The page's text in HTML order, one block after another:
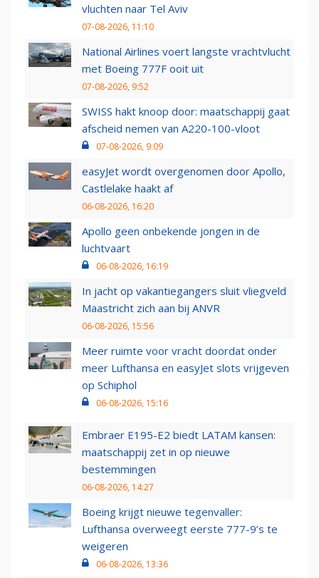
vluchten naar Tel Aviv
07-08-2026, 11:10
National Airlines voert langste vrachtvlucht
met Boeing 777F ooit uit
07-08-2026, 9:52
SWISS hakt knoop door: maatschappij gaat
afscheid nemen van A220-100-vloot
07-08-2026, 9:09
easyJet wordt overgenomen door Apollo,
Castlelake haakt af
06-08-2026, 16:20
Apollo geen onbekende jongen in de
luchtvaart
06-08-2026, 16:19
In jacht op vakantiegangers sluit vliegveld
Maastricht zich aan bij ANVR
06-08-2026, 15:56
Meer ruimte voor vracht doordat onder
meer Lufthansa en easyJet slots vrijgeven
op Schiphol
06-08-2026, 15:16
Embraer E195-E2 biedt LATAM kansen:
maatschappij zet in op nieuwe
bestemmingen
06-08-2026, 14:27
Boeing krijgt nieuwe tegenvaller:
Lufthansa overweegt eerste 777-9’s te
weigeren
06-08-2026, 13:36